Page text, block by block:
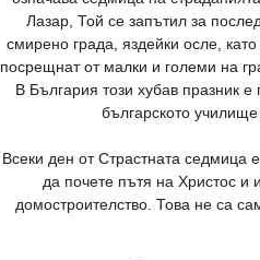
Лазар, Той се запътил за
смирено града, яздейки осле,
посрещнат от малки и големи на
В България този хубав празник
българското
Всеки ден от Страстната седмица
да почете пътя на Христос и
домостроителство. Това не са